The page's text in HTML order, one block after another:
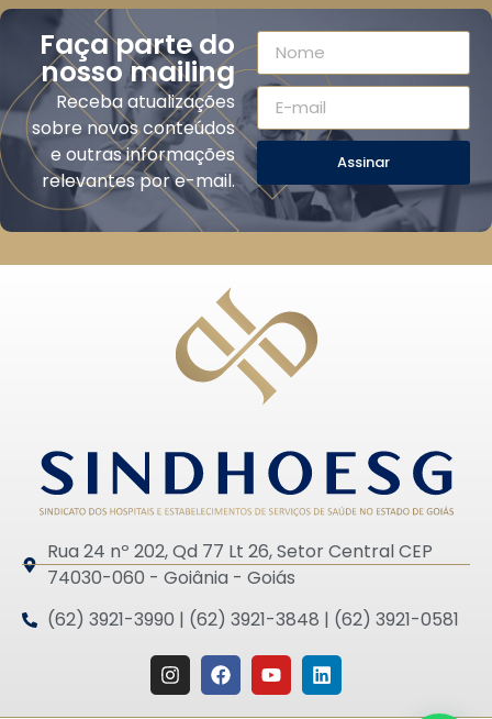
Faça parte do
nosso mailing
Receba atualizações
sobre novos conteúdos
e outras informações
relevantes por e-mail.
Assinar
Rua 24 nº 202, Qd 77 Lt 26, Setor Central CEP
74030-060 - Goiânia - Goiás
(62) 3921-3990 | (62) 3921-3848 | (62) 3921-0581